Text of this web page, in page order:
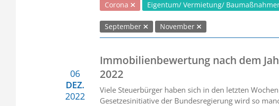
Corona Eigentum/ Vermietung/
September November
06
DEZ.
2022
Immobilienbewertung nach dem
2022
Viele Steuerbürger haben sich in den letzten
Gesetzesinitiative der Bundesregierung wird so